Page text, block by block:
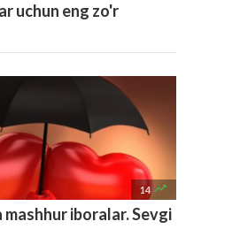
uchun eng zo'r
14 
mashhur iboralar. Sevgi